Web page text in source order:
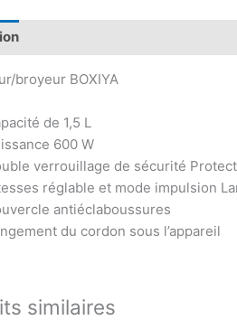
broyeur BOXIYA
de 1,5 L
600 W
verrouillage de sécurité
réglable et mode impulsion
antiéclaboussures
du cordon sous l’appareil
similaires